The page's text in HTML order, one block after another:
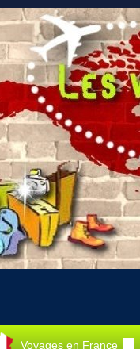
Voyages en France